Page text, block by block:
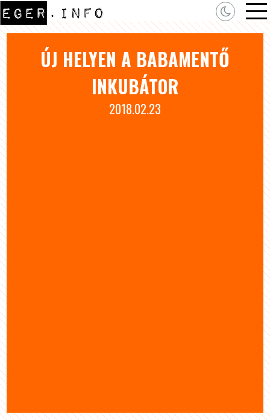
ÚJ HELYEN A BABAMENTŐ
INKUBÁTOR
2018.02.23